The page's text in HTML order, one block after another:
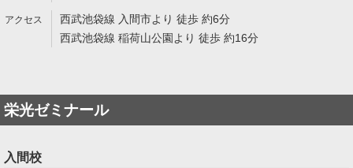
西武池袋線 入間市より 徒歩 約6分
西武池袋線 稲荷山公園より 徒歩 約16分
栄光ゼミナール
入間校